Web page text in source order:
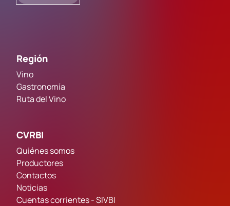
Región
Vino
Gastronomía
Ruta del Vino
CVRBI
Quiénes somos
Productores
Contactos
Noticias
Cuentas corrientes - SIVBI